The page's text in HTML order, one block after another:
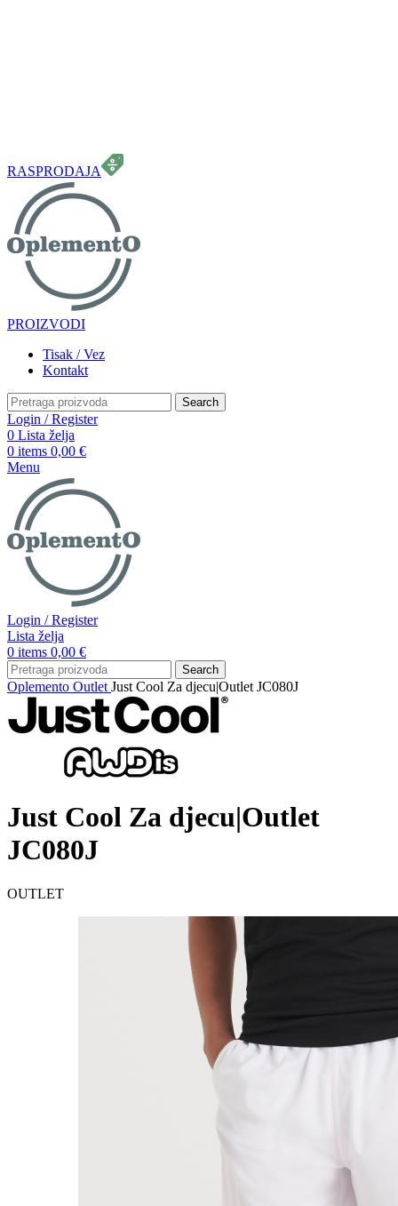
RASPRODAJA
PROIZVODI
Tisak / Vez
Kontakt
Search
Login / Register
0 Lista želja
0 items 0,00 €
Menu
Login / Register
Lista želja
0 items 0,00 €
Search
Oplemento Outlet Just Cool Za djecu|Outlet JC080J
Just Cool Za djecu|Outlet
JC080J
OUTLET